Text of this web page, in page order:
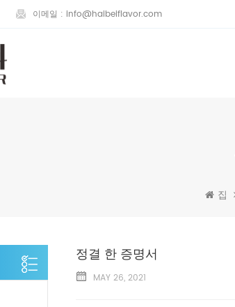
이메일 : info@haibeiflavor.com
집
정결 한 증명서
MAY 26, 2021